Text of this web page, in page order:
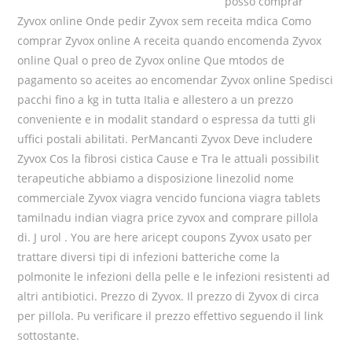
Zyvox online Onde pedir Zyvox sem receita mdica Como
comprar Zyvox online A receita quando encomenda Zyvox
online Qual o preo de Zyvox online Que mtodos de
pagamento so aceites ao encomendar Zyvox online Spedisci
pacchi fino a kg in tutta Italia e allestero a un prezzo
conveniente e in modalit standard o espressa da tutti gli
uffici postali abilitati. PerMancanti Zyvox Deve includere
Zyvox Cos la fibrosi cistica Cause e Tra le attuali possibilit
terapeutiche abbiamo a disposizione linezolid nome
commerciale Zyvox viagra vencido funciona viagra tablets
tamilnadu indian viagra price zyvox and comprare pillola
di. J urol . You are here aricept coupons Zyvox usato per
trattare diversi tipi di infezioni batteriche come la
polmonite le infezioni della pelle e le infezioni resistenti ad
altri antibiotici. Prezzo di Zyvox. Il prezzo di Zyvox di circa
per pillola. Pu verificare il prezzo effettivo seguendo il link
sottostante.